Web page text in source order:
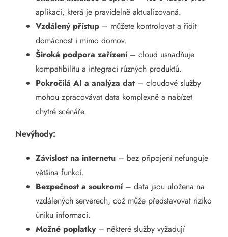
aplikaci, která je pravidelně aktualizovaná.
Vzdálený přístup – můžete kontrolovat a řídit
domácnost i mimo domov.
Široká podpora zařízení– cloud usnadňuje
kompatibilitu a integraci různých produktů.
Pokročilá AI a analýza dat – cloudové služby
mohou zpracovávat data komplexně a nabízet
chytré scénáře.
Nevýhody:
Závislost na internetu – bez připojení nefunguje
většina funkcí.
Bezpečnost a soukromí– data jsou uložena na
vzdálených serverech, což může představovat riziko
úniku informací.
Možné poplatky– některé služby vyžadují